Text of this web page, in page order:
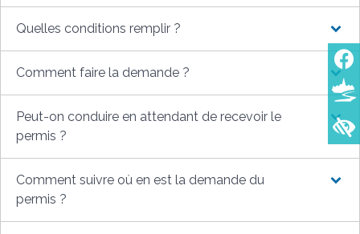
Quelles conditions remplir ?
Comment faire la demande ?
Peut-on conduire en attendant de recevoir le
permis ?
Comment suivre où en est la demande du
permis ?